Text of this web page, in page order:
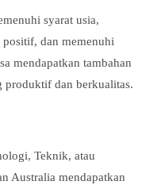
syarat usia,
dan memenuhi
mendapatkan tambahan
produktif dan berkualitas.
Teknik, atau
Australia mendapatkan